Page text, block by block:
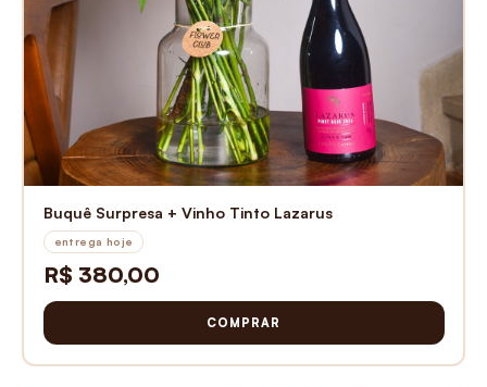
Buquê Surpresa + Vinho Tinto Lazarus
entrega hoje
R$ 380,00
COMPRAR